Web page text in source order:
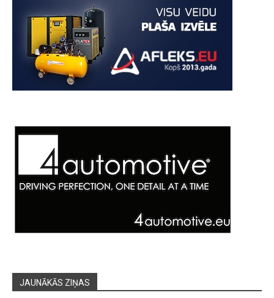
JAUNĀKĀS ZIŅAS